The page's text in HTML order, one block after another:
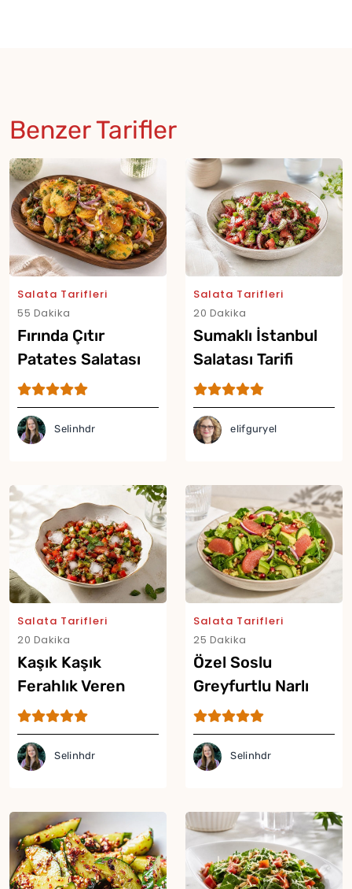
Benzer Tarifler
Salata Tarifleri
55 Dakika
Fırında Çıtır
Patates Salatası
Tarifi
Selinhdr
Salata Tarifleri
20 Dakika
Sumaklı İstanbul
Salatası Tarifi
elifguryel
Salata Tarifleri
20 Dakika
Kaşık Kaşık
Ferahlık Veren
Buzlu Salata Tarifi
Selinhdr
Salata Tarifleri
25 Dakika
Özel Soslu
Greyfurtlu Narlı
Salata Tarifi
Selinhdr